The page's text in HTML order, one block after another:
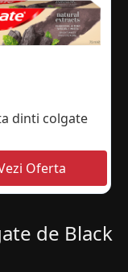
dinti colgate
de Black